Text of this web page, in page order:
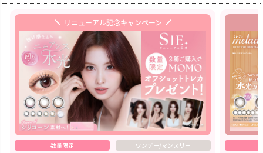
リニューアル記念キャンペーン
数量限定 ワンデー/マンスリー